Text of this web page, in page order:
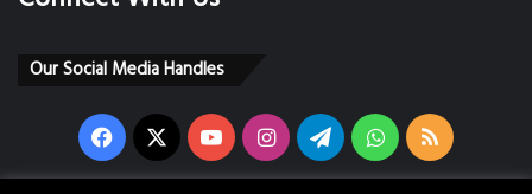
Our Social Media Handles
Facebook
X YouTubeInstagramTelegramWhatsApp
RSS